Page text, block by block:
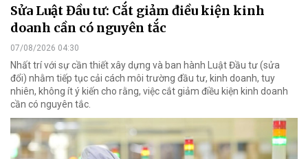
Sửa Luật Đầu tư: Cắt giảm điều kiện kinh
doanh cần có nguyên tắc
07/08/2026 04:30
Nhất trí với sự cần thiết xây dựng và ban hành Luật Đầu tư (sửa
đổi) nhằm tiếp tục cải cách môi trường đầu tư, kinh doanh, tuy
nhiên, không ít ý kiến cho rằng, việc cắt giảm điều kiện kinh doanh
cần có nguyên tắc.